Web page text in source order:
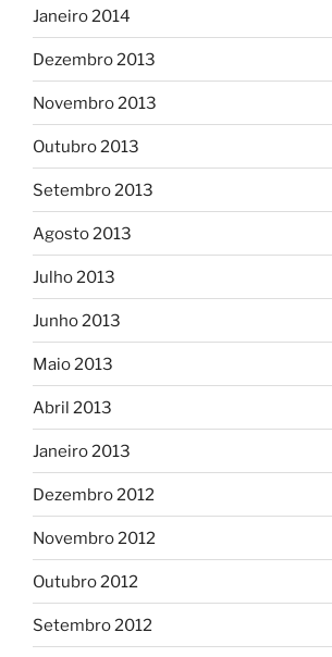
Janeiro 2014
Dezembro 2013
Novembro 2013
Outubro 2013
Setembro 2013
Agosto 2013
Julho 2013
Junho 2013
Maio 2013
Abril 2013
Janeiro 2013
Dezembro 2012
Novembro 2012
Outubro 2012
Setembro 2012